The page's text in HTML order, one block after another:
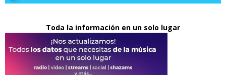
Toda la información en un solo lugar